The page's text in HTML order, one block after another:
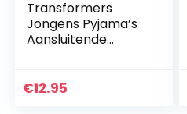
Transformers
Jongens Pyjama’s
Aansluitende
€12.95